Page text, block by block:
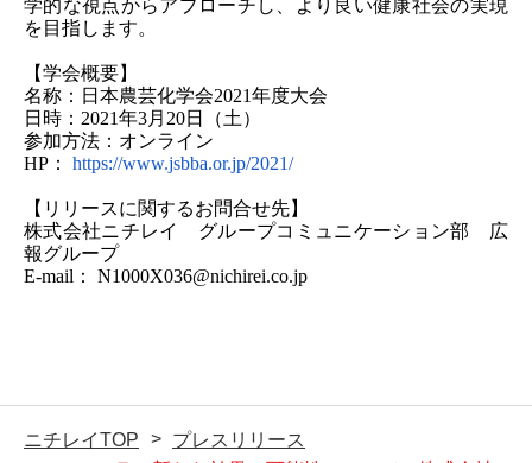
学的な視点からアプローチし、より良い健康社会の実現
を目指します。
【学会概要】
名称：日本農芸化学会2021年度大会
日時：2021年3月20日（土）
参加方法：オンライン
HP：
https://www.jsbba.or.jp/2021/
【リリースに関するお問合せ先】
株式会社ニチレイ グループコミュニケーション部 広
報グループ
E-mail： N1000X036@nichirei.co.jp
ニチレイTOP
プレスリリース